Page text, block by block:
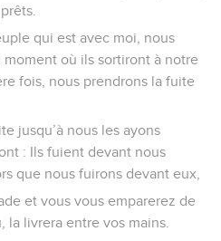
qui est avec moi, nous
où ils sortiront à notre
fois, nous prendrons la fuite
jusqu’à nous les ayons
: Ils fuient devant nous
que nous fuirons devant eux,
et vous vous emparerez de
la livrera entre vos mains.